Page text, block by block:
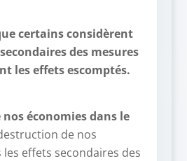
certains considèrent
des mesures
les effets escomptés.
économies dans le
de nos
effets secondaires des